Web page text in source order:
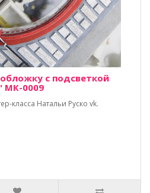
с подсветкой
МК-0009
класса Натальи Руско vk.